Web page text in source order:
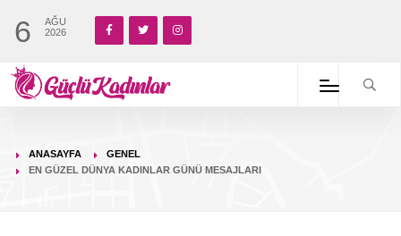
6
AĞU
2026
ANASAYFA
GENEL
EN GÜZEL DÜNYA KADINLAR GÜNÜ MESAJLARI